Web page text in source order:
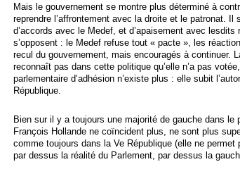
Mais le gouvernement se montre plus déterminé à
reprendre l’affrontement avec la droite et le patronat.
d’accords avec le Medef, et d’apaisement avec
s’opposent : le Medef refuse tout « pacte », les
recul du gouvernement, mais encouragés à continuer.
reconnaît pas dans cette politique qu’elle n’a pas
parlementaire d’adhésion n’existe plus : elle subit
République.
Bien sur il y a toujours une majorité de gauche dans
François Hollande ne coïncident plus, ne sont plus
comme toujours dans la Ve République (elle ne permet
par dessus la réalité du Parlement, par dessus la